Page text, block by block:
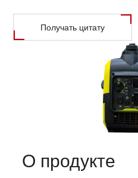
мощности
Получать цитату
О продукте